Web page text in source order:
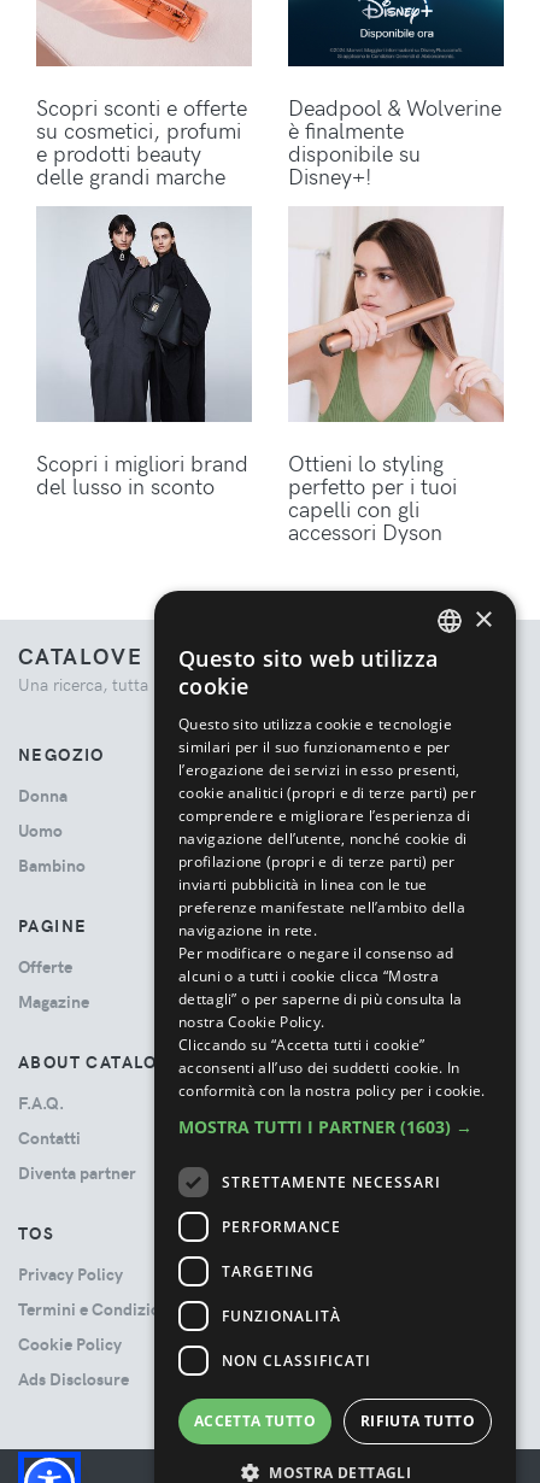
Scopri sconti e offerte
su cosmetici, profumi
e prodotti beauty
delle grandi marche
Deadpool & Wolverine
è finalmente
disponibile su
Disney+!
Scopri i migliori brand
del lusso in sconto
Ottieni lo styling
perfetto per i tuoi
capelli con gli
accessori Dyson
CATALOVE
Una ricerca, tutta la moda.
NEGOZIO
Donna
Uomo
Bambino
PAGINE
Offerte
Magazine
ABOUT CATALOVE
F.A.Q.
Contatti
Diventa partner
TOS
Privacy Policy
Termini e Condizioni
Cookie Policy
Ads Disclosure
×
Questo sito web utilizza
cookie
Questo sito utilizza cookie e tecnologie
similari per il suo funzionamento e per
l’erogazione dei servizi in esso presenti,
cookie analitici (propri e di terze parti) per
comprendere e migliorare l’esperienza di
navigazione dell’utente, nonché cookie di
profilazione (propri e di terze parti) per
inviarti pubblicità in linea con le tue
preferenze manifestate nell’ambito della
navigazione in rete.
Per modificare o negare il consenso ad
alcuni o a tutti i cookie clicca “Mostra
dettagli” o per saperne di più consulta la
nostra Cookie Policy.
Cliccando su “Accetta tutti i cookie”
acconsenti all’uso dei suddetti cookie. In
conformità con la nostra policy per i cookie.
MOSTRA TUTTI I PARTNER (1603) →
STRETTAMENTE NECESSARI
PERFORMANCE
TARGETING
FUNZIONALITÀ
NON CLASSIFICATI
ACCETTA TUTTO RIFIUTA TUTTO
MOSTRA DETTAGLI